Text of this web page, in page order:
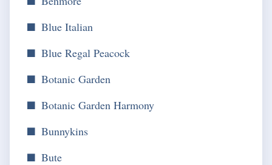
Blue Italian
Blue Regal Peacock
Botanic Garden
Botanic Garden Harmony
Bunnykins
Bute